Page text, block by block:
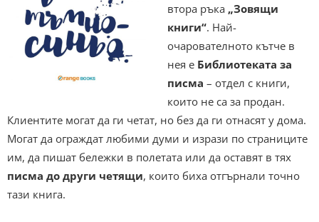
втора ръка „Зовящи
книги“. Най-
очарователното кътче в
нея е Библиотеката за
писма – отдел с книги,
които не са за продан.
Клиентите могат да ги четат, но без да ги отнасят у дома.
Могат да ограждат любими думи и изрази по страниците
им, да пишат бележки в полетата или да оставят в тях
писма до други четящи, които биха отгърнали точно
тази книга.